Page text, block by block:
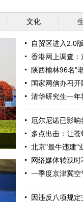
文化
自贸区进入2.0
香港网上调查
陕西榆林96名"
国家网信办召
清华研究生一
厄尔尼诺已影
多点出击：让
北京"最牛违建"
网络媒体转载
一季度京津冀
因违反八项规